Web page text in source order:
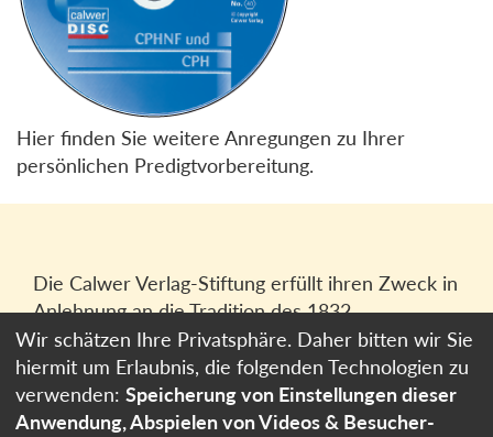
Hier finden Sie weitere Anregungen zu Ihrer
persönlichen Predigtvorbereitung.
Die Calwer Verlag-Stiftung erfüllt ihren Zweck in
Anlehnung an die Tradition des 1832
gegründeten Calwer Verlagsvereins, der
heutigen Calwer Verlag Bücher und Medien
GmbHin Stuttgart.
Impressum
Wir schätzen Ihre Privatsphäre. Daher bitten wir Sie
hiermit um Erlaubnis, die folgenden Technologien zu
verwenden: Speicherung von Einstellungen dieser
Anwendung, Abspielen von Videos & Besucher-